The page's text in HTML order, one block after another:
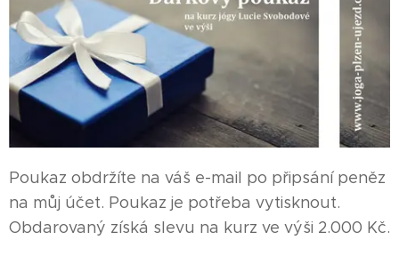
Poukaz obdržíte na váš e-mail po připsání peněz
na můj účet. Poukaz je potřeba vytisknout.
Obdarovaný získá slevu na kurz ve výši 2.000 Kč.